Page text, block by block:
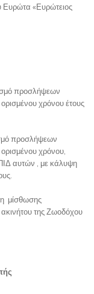
«Ευρώτειος
προσλήψεων
χρόνου έτους
προσλήψεων
χρόνου,
αυτών , με κάλυψη
μίσθωσης
της Ζωοδόχου